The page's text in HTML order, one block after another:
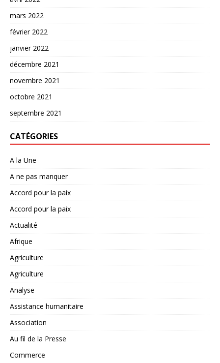
mars 2022
février 2022
janvier 2022
décembre 2021
novembre 2021
octobre 2021
septembre 2021
CATÉGORIES
A la Une
A ne pas manquer
Accord pour la paix
Accord pour la paix
Actualité
Afrique
Agriculture
Agriculture
Analyse
Assistance humanitaire
Association
Au fil de la Presse
Commerce